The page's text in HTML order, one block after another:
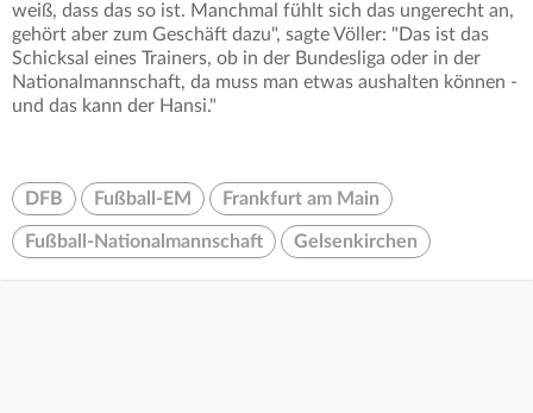
weiß, dass das so ist. Manchmal fühlt sich das ungerecht an,
gehört aber zum Geschäft dazu", sagte Völler: "Das ist das
Schicksal eines Trainers, ob in der Bundesliga oder in der
Nationalmannschaft, da muss man etwas aushalten können -
und das kann der Hansi."
DFB Fußball-EM Frankfurt am Main
Fußball-Nationalmannschaft Gelsenkirchen